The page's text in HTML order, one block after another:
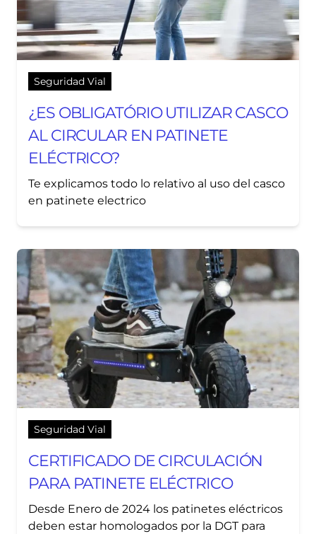
Seguridad Vial
¿ES OBLIGATÓRIO UTILIZAR CASCO
AL CIRCULAR EN PATINETE
ELÉCTRICO?
Te explicamos todo lo relativo al uso del casco
en patinete electrico
Seguridad Vial
CERTIFICADO DE CIRCULACIÓN
PARA PATINETE ELÉCTRICO
Desde Enero de 2024 los patinetes eléctricos
deben estar homologados por la DGT para